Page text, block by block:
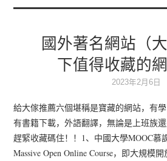
域名价格
阿里云已备案域名出售
國外著名網站（
下值得收藏的網
2023年2月6日
給大傢推薦六個堪稱是寶藏的網站，有
有書籍下載，外語翻譯，無論是上班族還
趕緊收藏碼住！！1、中國大學MOOC慕
Massive Open Online Course，即大規模